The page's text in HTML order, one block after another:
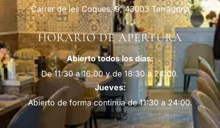
Carrer de les Coques, 9, 43003 Tarragona
HORARIO DE APERTURA
Abierto todos los días:
De 11:30 a 16:00 y de 18:30 a 24:00.
Jueves:
Abierto de forma continua de 11:30 a 24:00.